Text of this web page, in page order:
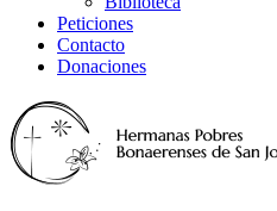
Peticiones
Contacto
Donaciones